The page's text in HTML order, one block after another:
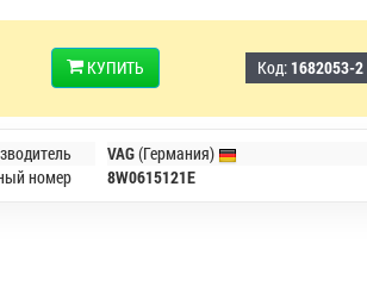
КУПИТЬ Код: 1682053-2
VAG(Германия)
номер
8W0615121E